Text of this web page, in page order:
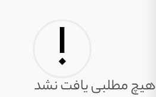
!
هیچ مطلبی یافت نشد